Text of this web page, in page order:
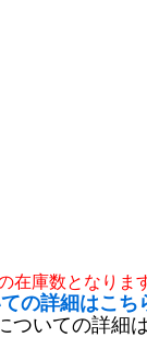
庫数となりま
の詳細はこち
ついての詳細